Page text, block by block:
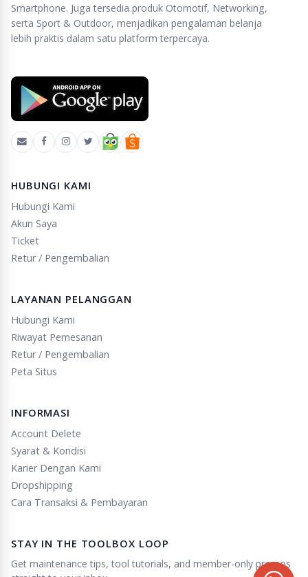
Smartphone. Juga tersedia produk Otomotif, Networking,
serta Sport & Outdoor, menjadikan pengalaman belanja
lebih praktis dalam satu platform terpercaya.
HUBUNGI KAMI
Hubungi Kami
Akun Saya
Ticket
Retur / Pengembalian
LAYANAN PELANGGAN
Hubungi Kami
Riwayat Pemesanan
Retur / Pengembalian
Peta Situs
INFORMASI
Account Delete
Syarat & Kondisi
Karier Dengan Kami
Dropshipping
Cara Transaksi & Pembayaran
STAY IN THE TOOLBOX LOOP
Get maintenance tips, tool tutorials, and member-only promos